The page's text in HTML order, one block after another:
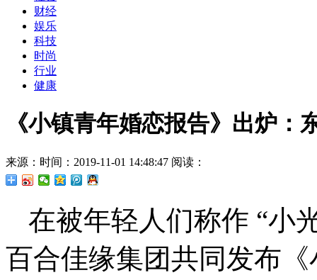
财经
娱乐
科技
时尚
行业
健康
《小镇青年婚恋报告》出炉
来源： 时间：2019-11-01 14:48:47 阅读：
在被年轻人们称作 “小
百合佳缘集团共同发布